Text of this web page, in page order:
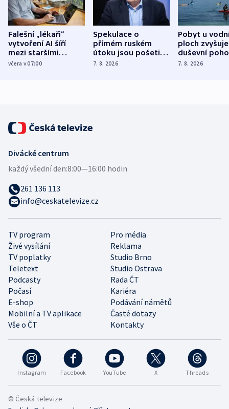
Falešní „lékaři“
vytvoření AI šíří
mezi staršími
Poláky nebezpečné
včera v 07:00
Spekulace o
přímém ruském
útoku jsou pošetilé,
míní estonský
7. 8. 2026
Pobyt u
ploch zvyšuje
duševní
ukázala
7. 8. 2026
Instagram Facebook YouTube X Threads
TV program
Pro média
Živé vysílání
Reklama
TV poplatky
Studio Brno
Teletext
Studio Ostrava
Podcasty
Rada ČT
Počasí
Kariéra
E-shop
Podávání námětů
Mobilní a TV aplikace
Časté dotazy
Vše o ČT
Kontakty
Divácké centrum
každý všední den:8:00—16:00 hodin
261 136 113
info@ceskatelevize.cz
© Česká televize